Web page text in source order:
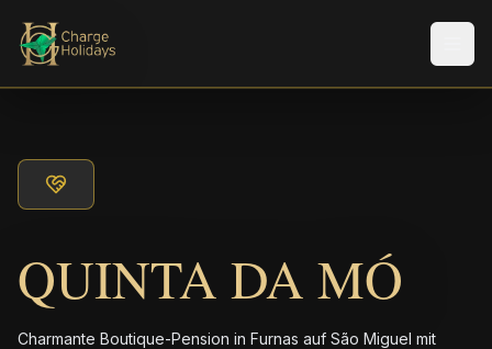
QUINTA DA MÓ
Charmante Boutique-Pension in Furnas auf São Miguel mit